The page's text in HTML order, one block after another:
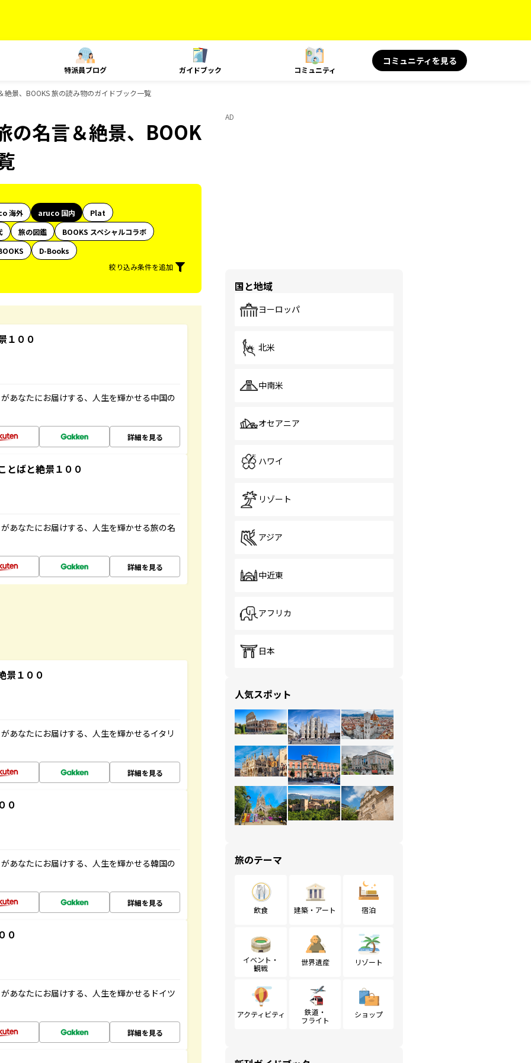
特派員ブログ ガイドブック コミュニティ
コミュニティを見る
景、BOOKS 旅の読み物のガイドブック一覧
の名言＆絶景、BOOK
海外 aruco 国内
Plat
旅の図鑑
BOOKS スペシャルコラボ
D-Books
絞り込み条件を追加
１００
あなたにお届けする、人生を輝かせる中国の
詳細を見る
とばと絶景１００
あなたにお届けする、人生を輝かせる旅の名
詳細を見る
景１００
あなたにお届けする、人生を輝かせるイタリ
詳細を見る
０
あなたにお届けする、人生を輝かせる韓国の
詳細を見る
０
あなたにお届けする、人生を輝かせるドイツ
詳細を見る
AD
国と地域
ヨーロッパ
北米
中南米
オセアニア
ハワイ
リゾート
アジア
中近東
アフリカ
日本
人気スポット
旅のテーマ
飲食 建築・アート 宿泊
イベント・
観戦
世界遺産 リゾート
アクティビティ
鉄道・
フライト
ショップ